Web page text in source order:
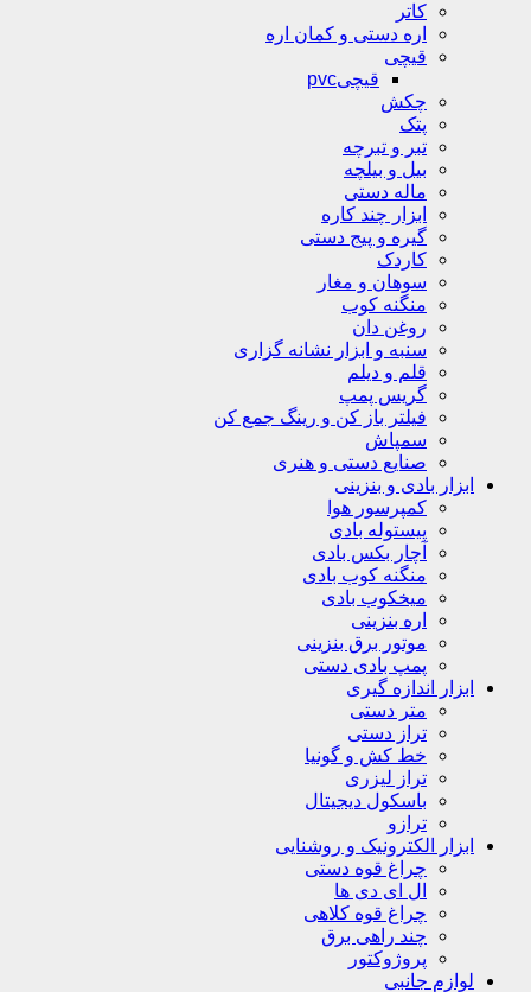
کاتر
اره دستی و کمان اره
قیچی
قیچیpvc
چکش
پتک
تبر و تبرچه
بیل و بیلچه
ماله دستی
ابزار چند کاره
گیره و پیج دستی
کاردک
سوهان و مغار
منگنه کوب
روغن دان
سنبه و ابزار نشانه گزاری
قلم و دیلم
گریس پمپ
فیلتر باز کن و رینگ جمع کن
سمپاش
صنایع دستی و هنری
ابزار بادی و بنزینی
کمپرسور هوا
پیستوله بادی
آچار بکس بادی
منگنه کوب بادی
میخکوب بادی
اره بنزینی
موتور برق بنزینی
پمپ بادی دستی
ابزار اندازه گیری
متر دستی
تراز دستی
خط کش و گونیا
تراز لیزری
باسکول دیجیتال
ترازو
ابزار الکترونیک و روشنایی
چراغ قوه دستی
ال ای دی ها
چراغ قوه کلاهی
چند راهی برق
پروژوکتور
لوازم جانبی